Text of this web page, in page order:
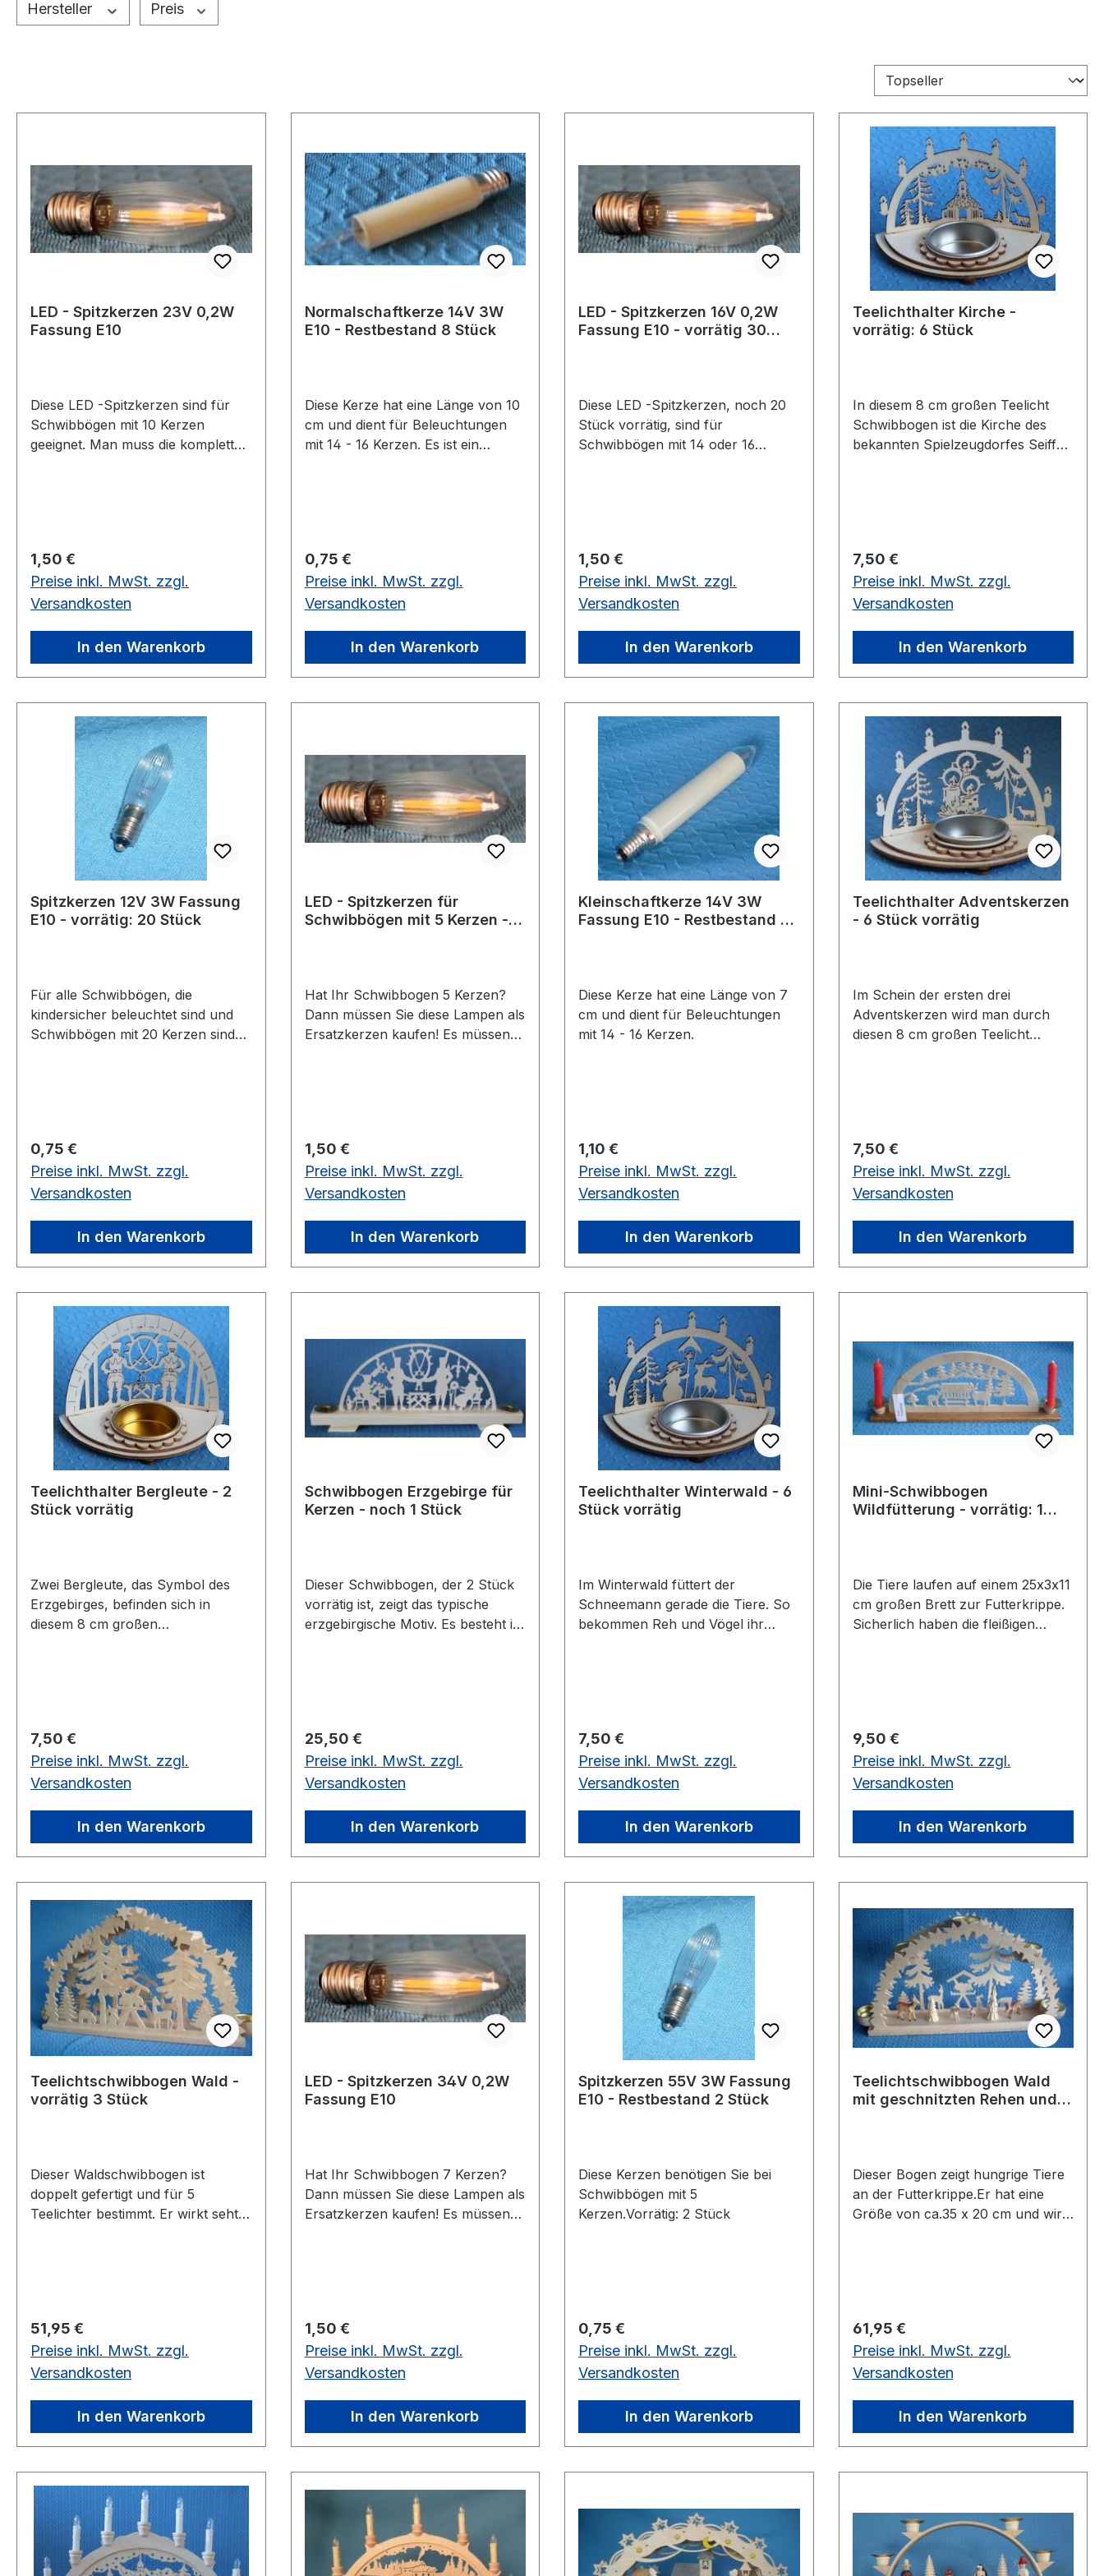
Hersteller Preis
LED - Spitzkerzen 23V 0,2W
Fassung E10
Diese LED -Spitzkerzen sind für
Schwibbögen mit 10 Kerzen
geeignet. Man muss die kompletten
Regulärer Preis:
1,50 €
Preise inkl. MwSt. zzgl.
Versandkosten
In den Warenkorb
Normalschaftkerze 14V 3W
E10 - Restbestand 8 Stück
Diese Kerze hat eine Länge von 10
cm und dient für Beleuchtungen
mit 14 - 16 Kerzen. Es ist ein
Regulärer Preis:
0,75 €
Preise inkl. MwSt. zzgl.
Versandkosten
In den Warenkorb
LED - Spitzkerzen 16V 0,2W
Fassung E10 - vorrätig 30
Diese LED -Spitzkerzen, noch 20
Stück vorrätig, sind für
Schwibbögen mit 14 oder 16
Regulärer Preis:
1,50 €
Preise inkl. MwSt. zzgl.
Versandkosten
In den Warenkorb
Teelichthalter Kirche -
vorrätig: 6 Stück
In diesem 8 cm großen Teelicht
Schwibbogen ist die Kirche des
bekannten Spielzeugdorfes Seiffen
Regulärer Preis:
7,50 €
Preise inkl. MwSt. zzgl.
Versandkosten
In den Warenkorb
Spitzkerzen 12V 3W Fassung
E10 - vorrätig: 20 Stück
Für alle Schwibbögen, die
kindersicher beleuchtet sind und
Schwibbögen mit 20 Kerzen sind
Regulärer Preis:
0,75 €
Preise inkl. MwSt. zzgl.
Versandkosten
In den Warenkorb
LED - Spitzkerzen für
Schwibbögen mit 5 Kerzen -
Hat Ihr Schwibbogen 5 Kerzen?
Dann müssen Sie diese Lampen als
Ersatzkerzen kaufen! Es müssen
Regulärer Preis:
1,50 €
Preise inkl. MwSt. zzgl.
Versandkosten
In den Warenkorb
Kleinschaftkerze 14V 3W
Fassung E10 - Restbestand 2
Diese Kerze hat eine Länge von 7
cm und dient für Beleuchtungen
mit 14 - 16 Kerzen.
Regulärer Preis:
1,10 €
Preise inkl. MwSt. zzgl.
Versandkosten
In den Warenkorb
Teelichthalter Adventskerzen
- 6 Stück vorrätig
Im Schein der ersten drei
Adventskerzen wird man durch
diesen 8 cm großen Teelicht
Regulärer Preis:
7,50 €
Preise inkl. MwSt. zzgl.
Versandkosten
In den Warenkorb
Teelichthalter Bergleute - 2
Stück vorrätig
Zwei Bergleute, das Symbol des
Erzgebirges, befinden sich in
diesem 8 cm großen
Regulärer Preis:
7,50 €
Preise inkl. MwSt. zzgl.
Versandkosten
In den Warenkorb
Schwibbogen Erzgebirge für
Kerzen - noch 1 Stück
Dieser Schwibbogen, der 2 Stück
vorrätig ist, zeigt das typische
erzgebirgische Motiv. Es besteht in
Die Größe ist: 27 x 3 x 10 cm
Regulärer Preis:
25,50 €
Preise inkl. MwSt. zzgl.
Versandkosten
In den Warenkorb
Teelichthalter Winterwald - 6
Stück vorrätig
Im Winterwald füttert der
Schneemann gerade die Tiere. So
bekommen Reh und Vögel ihr
Regulärer Preis:
7,50 €
Preise inkl. MwSt. zzgl.
Versandkosten
In den Warenkorb
Mini-Schwibbogen
Wildfütterung - vorrätig: 1
Die Tiere laufen auf einem 25x3x11
cm großen Brett zur Futterkrippe.
Sicherlich haben die fleißigen
Regulärer Preis:
9,50 €
Preise inkl. MwSt. zzgl.
Versandkosten
In den Warenkorb
Teelichtschwibbogen Wald -
vorrätig 3 Stück
Dieser Waldschwibbogen ist
doppelt gefertigt und für 5
Teelichter bestimmt. Er wirkt seht
Regulärer Preis:
51,95 €
Preise inkl. MwSt. zzgl.
Versandkosten
In den Warenkorb
LED - Spitzkerzen 34V 0,2W
Fassung E10
Hat Ihr Schwibbogen 7 Kerzen?
Dann müssen Sie diese Lampen als
Ersatzkerzen kaufen! Es müssen
Regulärer Preis:
1,50 €
Preise inkl. MwSt. zzgl.
Versandkosten
In den Warenkorb
Spitzkerzen 55V 3W Fassung
E10 - Restbestand 2 Stück
Diese Kerzen benötigen Sie bei
Schwibbögen mit 5
Kerzen.Vorrätig: 2 Stück
Regulärer Preis:
0,75 €
Preise inkl. MwSt. zzgl.
Versandkosten
In den Warenkorb
Teelichtschwibbogen Wald
mit geschnitzten Rehen und
Dieser Bogen zeigt hungrige Tiere
an der Futterkrippe.Er hat eine
Größe von ca.35 x 20 cm und wird
Regulärer Preis:
61,95 €
Preise inkl. MwSt. zzgl.
Versandkosten
In den Warenkorb